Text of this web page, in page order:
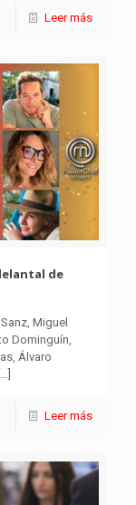
Leer más
de
Miguel
Dominguín,
Álvaro
[…]
Leer más